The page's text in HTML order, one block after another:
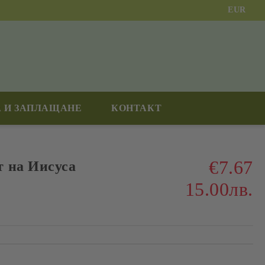
EUR
И ЗАПЛАЩАНЕ КОНТАКТ
на Иисуса
€7.67
15.00лв.